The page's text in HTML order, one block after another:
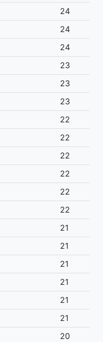
24
24
24
23
23
23
22
22
22
22
22
22
21
21
21
21
21
21
20